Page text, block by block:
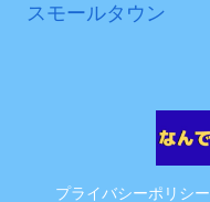
スモールタウン
プライバシーポリシー